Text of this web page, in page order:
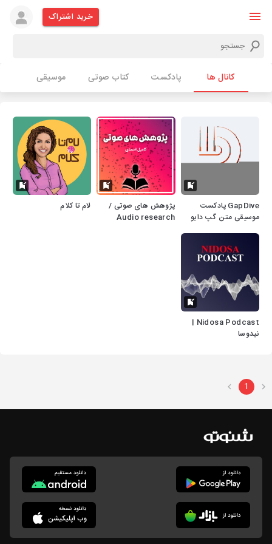
خرید اشتراک
کانال ها پادکست کتاب صوتی موسیقی
GapDive پادکست
موسیقی متن گپ دایو
پژوهش های صوتی /
Audio research
لام تا کلام
Nidosa Podcast |
نیدوسا
1